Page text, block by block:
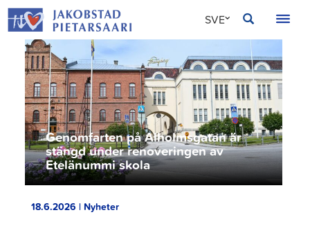
Hoppa
till
innehållet
SVE
ENG
Genomfarten på Alholmsgatan är
stängd under renoveringen av
Etelänummi skola
18.6.2026 | Nyheter